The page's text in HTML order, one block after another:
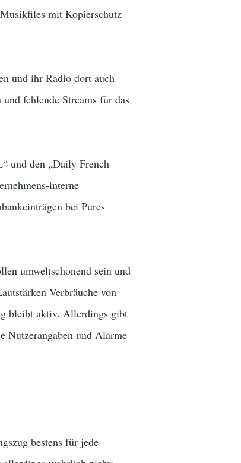
mit Kopierschutz
und ihr Radio dort auch
fehlende Streams für das
und den „Daily French
interne
bei Pures
umweltschonend sein und
Verbräuche von
bleibt aktiv. Allerdings gibt
Nutzerangaben und Alarme
bestens für jede